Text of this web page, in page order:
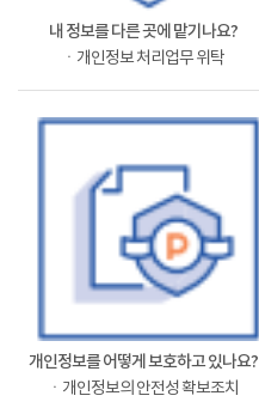
내 정보를 다른 곳에 맡기나요?
ㆍ개인정보 처리업무 위탁
개인정보를 어떻게 보호하고 있나요?
ㆍ개인정보의 안전성 확보조치